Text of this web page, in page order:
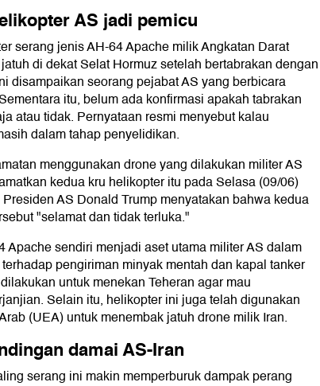
AS jadi pemicu
serang jenis AH-64 Apache milik Angkatan Darat
di dekat Selat Hormuz setelah bertabrakan dengan
disampaikan seorang pejabat AS yang berbicara
itu, belum ada konfirmasi apakah tabrakan
atau tidak. Pernyataan resmi menyebut kalau
dalam tahap penyelidikan.
menggunakan drone yang dilakukan militer AS
kedua kru helikopter itu pada Selasa (09/06)
AS Donald Trump menyatakan bahwa kedua
"selamat dan tidak terluka."
Apache sendiri menjadi aset utama militer AS dalam
pengiriman minyak mentah dan kapal tanker
untuk menekan Teheran agar mau
Selain itu, helikopter ini juga telah digunakan
(UEA) untuk menembak jatuh drone milik Iran.
damai AS-Iran
serang ini makin memperburuk dampak perang